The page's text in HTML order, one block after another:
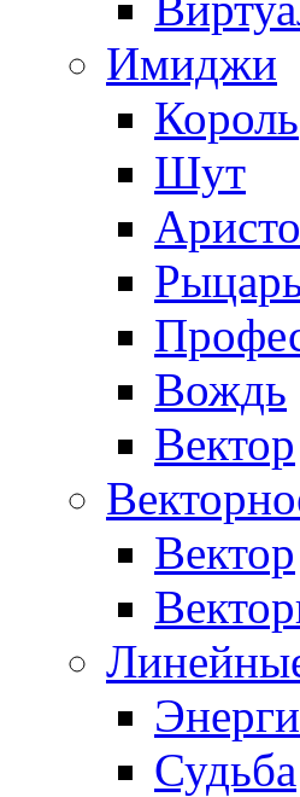
Имиджи
Король
Шут
Вождь
Вектор
Вектор
Судьба